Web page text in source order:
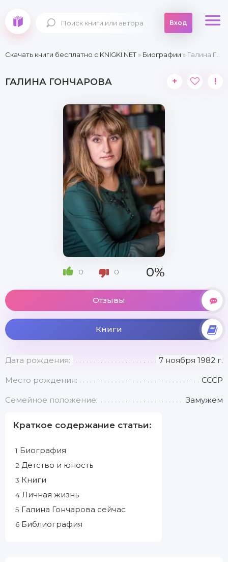
Вход
Скачать книги бесплатно c KNIGKI.NET» Биографии » Галина Гончарова
ГАЛИНА ГОНЧАРОВА + !
0 0 0%
Отзывы
Книги
Дата рождения: 7 ноября 1982 г.
Место рождения: СССР
Семейное положение: Замужем
Краткое содержание статьи:
1 Биография
2 Детство и юность
3 Книги
4 Личная жизнь
5 Галина Гончарова сейчас
6 Библиография